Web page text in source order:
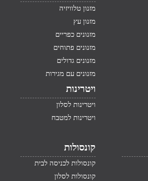
מזנון טלוויזיה
מזנון עץ
מזנונים כפריים
מזנונים פתוחים
מזנונים גדולים
מזנונים עם מגירות
ויטרינות
ויטרינות לסלון
ויטרינות למטבח
קונסולות
קונסולות לכניסה לבית
קונסולות לסלון